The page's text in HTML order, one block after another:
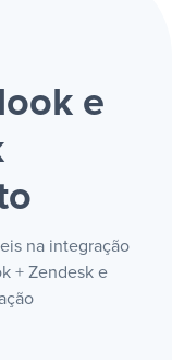
e
na integração
+ Zendesk e